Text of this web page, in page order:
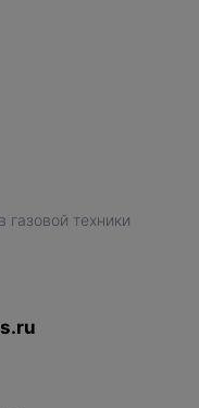
газовой техники